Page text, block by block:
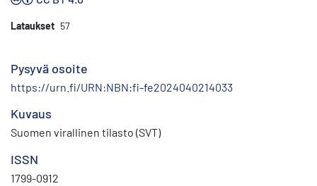
Lataukset 57
Pysyvä osoite
https://urn.fi/URN:NBN:fi-fe2024040214033
Kuvaus
Suomen virallinen tilasto (SVT)
ISSN
1799-0912